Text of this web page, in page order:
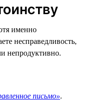
именно
несправедливость,
непродуктивно.
письмо».